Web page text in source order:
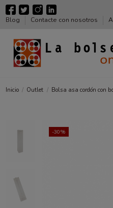
Blog Contacte con nosotros
Inicio Outlet Bolsa asa cordón con
-30%